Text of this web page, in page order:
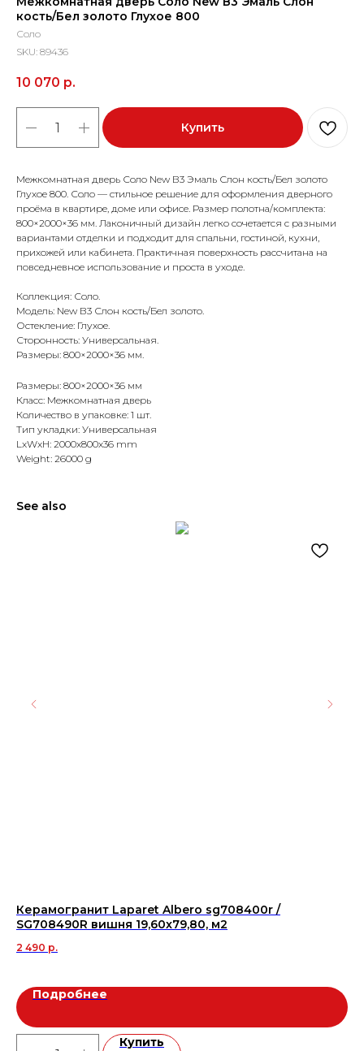
кость/Бел золото Глухое 800
Соло
SKU: 89436
10 070 р.
Купить
Межкомнатная дверь Соло New В3 Эмаль Слон кость/Бел золото
Глухое 800. Соло — стильное решение для оформления дверного
проёма в квартире, доме или офисе. Размер полотна/комплекта:
800×2000×36 мм. Лаконичный дизайн легко сочетается с разными
вариантами отделки и подходит для спальни, гостиной, кухни,
прихожей или кабинета. Практичная поверхность рассчитана на
повседневное использование и проста в уходе.
Коллекция: Соло.
Модель: New В3 Слон кость/Бел золото.
Остекление: Глухое.
Сторонность: Универсальная.
Размеры: 800×2000×36 мм.
Размеры: 800×2000×36 мм
Класс: Межкомнатная дверь
Количество в упаковке: 1 шт.
Тип укладки: Универсальная
LxWxH: 2000x800x36 mm
Weight: 26000 g
See also
Керамогранит Laparet Albero sg708400r /
SG708490R вишня 19,60x79,80, м2
2 490 р.
Подробнее
Купить